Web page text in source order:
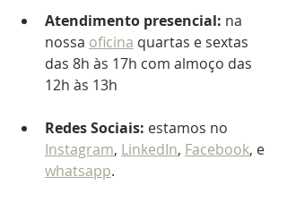
Atendimento presencial: na
nossa oficina quartas e sextas
das 8h às 17h com almoço das
12h às 13h
Redes Sociais: estamos no
Instagram, LinkedIn, Facebook, e
whatsapp.